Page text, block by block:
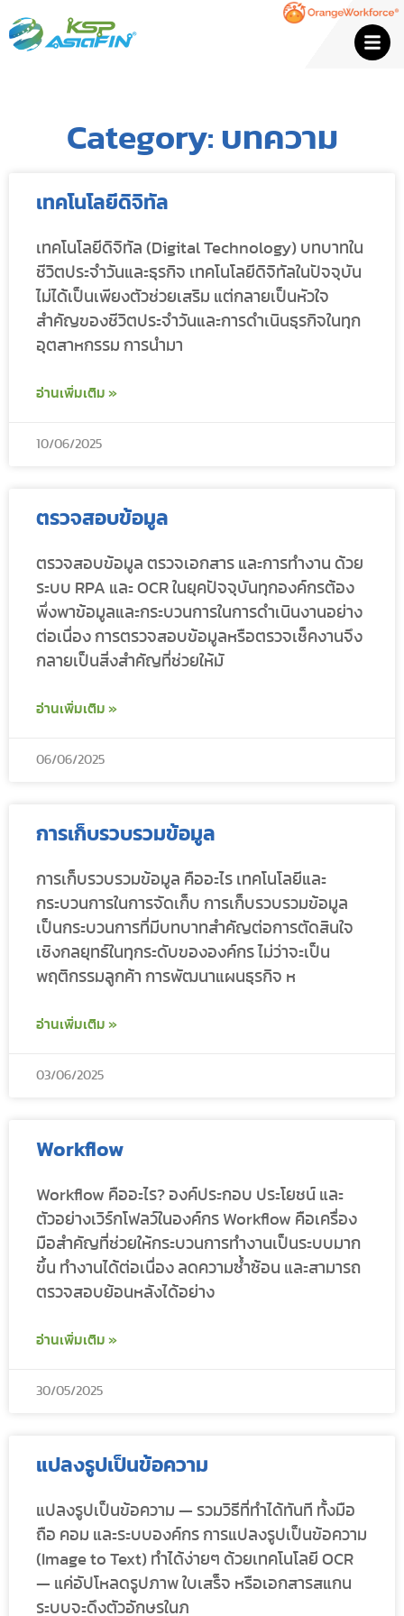
Category: บทความ
เทคโนโลยีดิจิทัล
เทคโนโลยีดิจิทัล (Digital Technology) บทบาทใน
ชีวิตประจำวันและธุรกิจ เทคโนโลยีดิจิทัลในปัจจุบัน
ไม่ได้เป็นเพียงตัวช่วยเสริม แต่กลายเป็นหัวใจ
สำคัญของชีวิตประจำวันและการดำเนินธุรกิจในทุก
อุตสาหกรรม การนำมา
อ่านเพิ่มเติม »
10/06/2025
ตรวจสอบข้อมูล
ตรวจสอบข้อมูล ตรวจเอกสาร และการทำงาน ด้วย
ระบบ RPA และ OCR ในยุคปัจจุบันทุกองค์กรต้อง
พึ่งพาข้อมูลและกระบวนการในการดำเนินงานอย่าง
ต่อเนื่อง การตรวจสอบข้อมูลหรือตรวจเช็คงานจึง
กลายเป็นสิ่งสำคัญที่ช่วยให้มั
อ่านเพิ่มเติม »
06/06/2025
การเก็บรวบรวมข้อมูล
การเก็บรวบรวมข้อมูล คืออะไร เทคโนโลยีและ
กระบวนการในการจัดเก็บ การเก็บรวบรวมข้อมูล
เป็นกระบวนการที่มีบทบาทสำคัญต่อการตัดสินใจ
เชิงกลยุทธ์ในทุกระดับขององค์กร ไม่ว่าจะเป็น
พฤติกรรมลูกค้า การพัฒนาแผนธุรกิจ ห
อ่านเพิ่มเติม »
03/06/2025
Workflow
Workflow คืออะไร? องค์ประกอบ ประโยชน์ และ
ตัวอย่างเวิร์กโฟลว์ในองค์กร Workflow คือเครื่อง
มือสำคัญที่ช่วยให้กระบวนการทำงานเป็นระบบมาก
ขึ้น ทำงานได้ต่อเนื่อง ลดความซ้ำซ้อน และสามารถ
ตรวจสอบย้อนหลังได้อย่าง
อ่านเพิ่มเติม »
30/05/2025
แปลงรูปเป็นข้อความ
แปลงรูปเป็นข้อความ — รวมวิธีที่ทำได้ทันที ทั้งมือ
ถือ คอม และระบบองค์กร การแปลงรูปเป็นข้อความ
(Image to Text) ทำได้ง่ายๆ ด้วยเทคโนโลยี OCR
— แค่อัปโหลดรูปภาพ ใบเสร็จ หรือเอกสารสแกน
ระบบจะดึงตัวอักษรในภ